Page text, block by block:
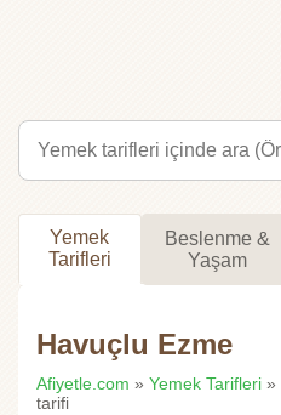
Yemek
Tarifleri
Beslenme &
Yaşam
Havuçlu Ezme
Afiyetle.com » Yemek Tarifleri »
tarifi